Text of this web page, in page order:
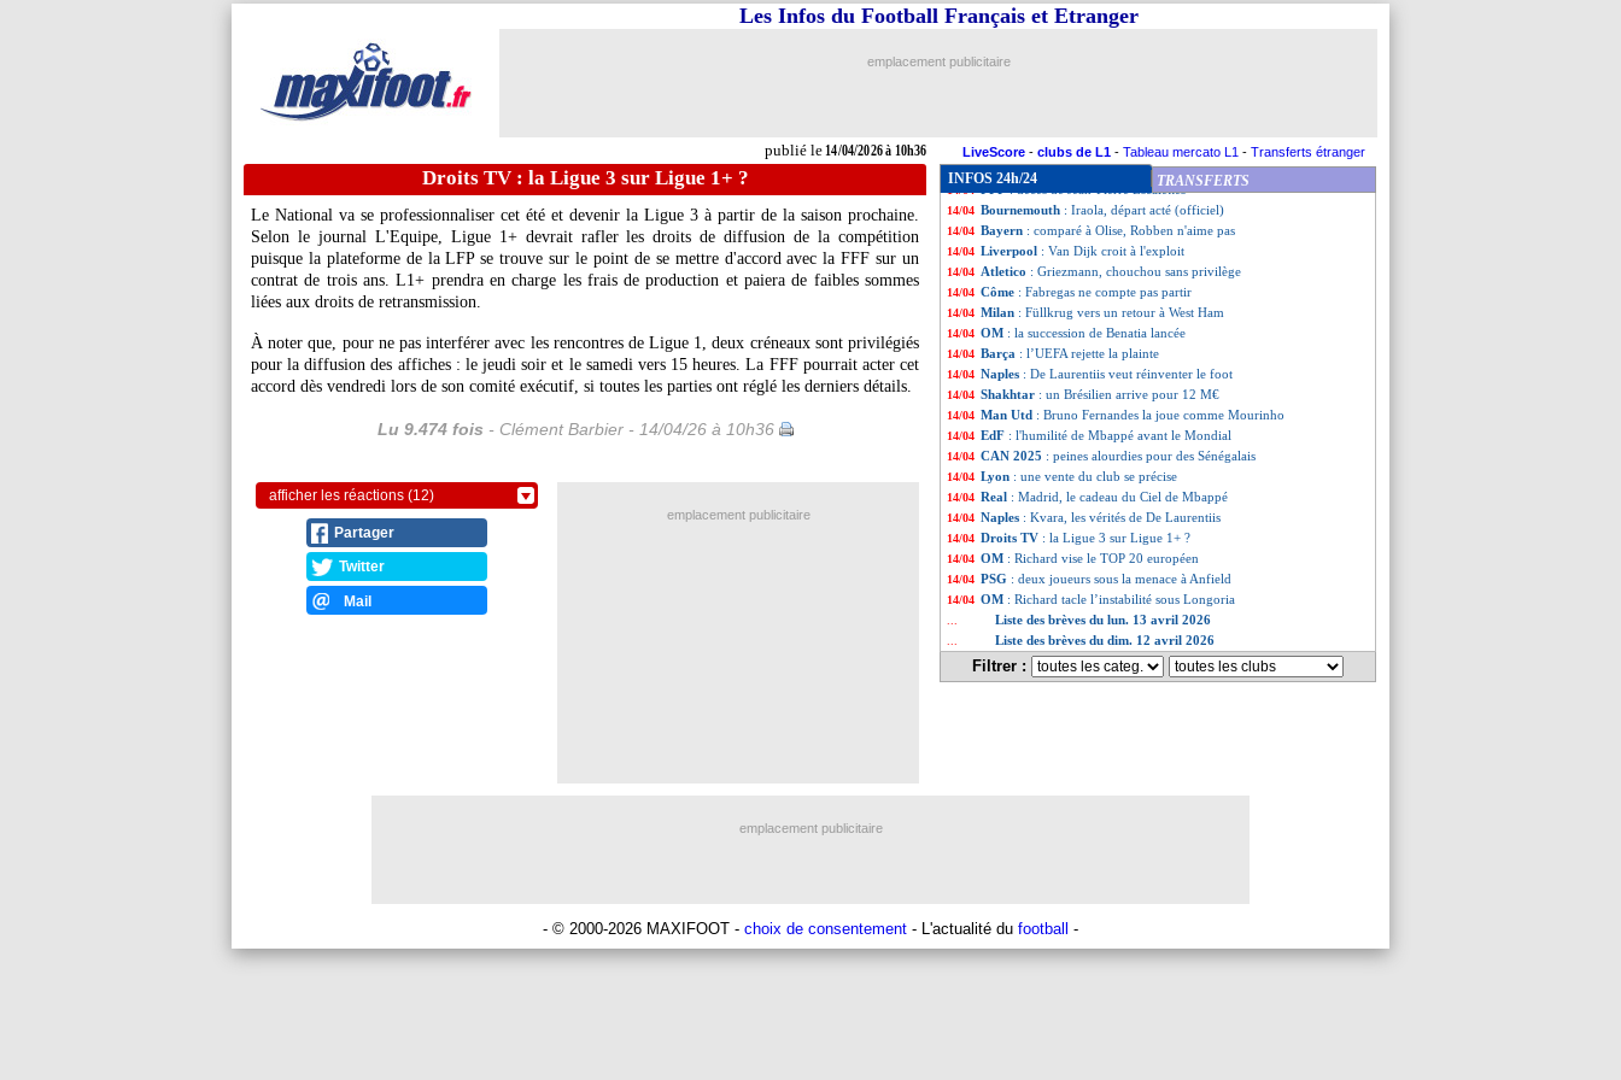
publié le14/04/2026 à 10h36
Les Infos du Football Français et Etranger
emplacement publicitaire
LiveScore - clubs de L1 - Tableau mercato L1 - Transferts étranger
Droits TV : la Ligue 3 sur Ligue 1+ ?
Le National va se professionnaliser cet été et devenir la Ligue 3 à partir de la saison prochaine.
Selon le journal L'Equipe, Ligue 1+ devrait rafler les droits de diffusion de la compétition
puisque la plateforme de la LFP se trouve sur le point de se mettre d'accord avec la FFF sur un
contrat de trois ans. L1+ prendra en charge les frais de production et paiera de faibles sommes
liées aux droits de retransmission.
À noter que, pour ne pas interférer avec les rencontres de Ligue 1, deux créneaux sont privilégiés
pour la diffusion des affiches : le jeudi soir et le samedi vers 15 heures. La FFF pourrait acter cet
accord dès vendredi lors de son comité exécutif, si toutes les parties ont réglé les derniers détails.
Lu 9.474 fois - Clément Barbier - 14/04/26 à 10h36
afficher les réactions (12)
Partager
Twitter
Mail
INFOS 24h/24 TRANSFERTS
14/04 Naples: Lukaku écarté et vendu ?
14/04 Sunderland : Brobbey intéresse le Bayern
14/04 Rennes
14/04 Barça: la piste Nijstad déjà freinée
14/04 Naples: De Laurentiis a confiance en Conte
: décès de Jean-Pierre Escalettes
14/04 Bournemouth : Iraola, départ acté (officiel)
14/04 Bayern : comparé à Olise, Robben n'aime pas
14/04 Liverpool : Van Dijk croit à l'exploit
14/04 Atletico : Griezmann, chouchou sans privilège
14/04 Côme : Fabregas ne compte pas partir
14/04 Milan : Füllkrug vers un retour à West Ham
14/04 OM : la succession de Benatia lancée
14/04 Barça : l’UEFA rejette la plainte
14/04 Naples : De Laurentiis veut réinventer le foot
14/04 Shakhtar : un Brésilien arrive pour 12 M€
14/04 Man Utd : Bruno Fernandes la joue comme Mourinho
14/04 EdF : l'humilité de Mbappé avant le Mondial
14/04 CAN 2025 : peines alourdies pour des Sénégalais
14/04 Lyon : une vente du club se précise
14/04 Real : Madrid, le cadeau du Ciel de Mbappé
14/04 Naples : Kvara, les vérités de De Laurentiis
14/04 Droits TV : la Ligue 3 sur Ligue 1+ ?
14/04 OM : Richard vise le TOP 20 européen
14/04 PSG : deux joueurs sous la menace à Anfield
14/04 OM : Richard tacle l’instabilité sous Longoria
Liste des brèves du lun. 13 avril 2026
Liste des brèves du dim. 12 avril 2026
Filtrer :
emplacement publicitaire
emplacement publicitaire
- © 2000-2026 MAXIFOOT - choix de consentement - L'actualité du football -